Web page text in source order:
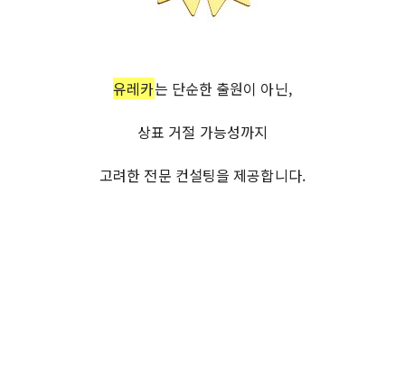
유레카는 단순한 출원이 아닌,
상표 거절 가능성까지
고려한 전문 컨설팅을 제공합니다.